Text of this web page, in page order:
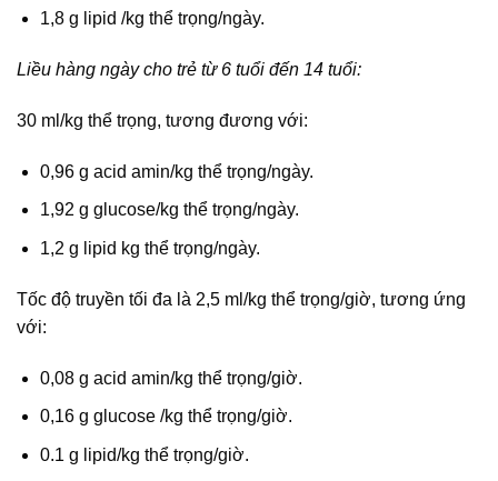
1,8 g lipid /kg thể trọng/ngày.
Liều hàng ngày cho trẻ từ 6 tuổi đến 14 tuổi:
30 ml/kg thể trọng, tương đương với:
0,96 g acid amin/kg thể trọng/ngày.
1,92 g glucose/kg thể trọng/ngày.
1,2 g lipid kg thể trọng/ngày.
Tốc độ truyền tối đa là 2,5 ml/kg thể trọng/giờ, tương ứng
với:
0,08 g acid amin/kg thể trọng/giờ.
0,16 g glucose /kg thể trọng/giờ.
0.1 g lipid/kg thể trọng/giờ.